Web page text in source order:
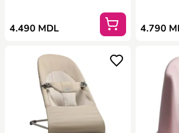
4.490 MDL 4.790